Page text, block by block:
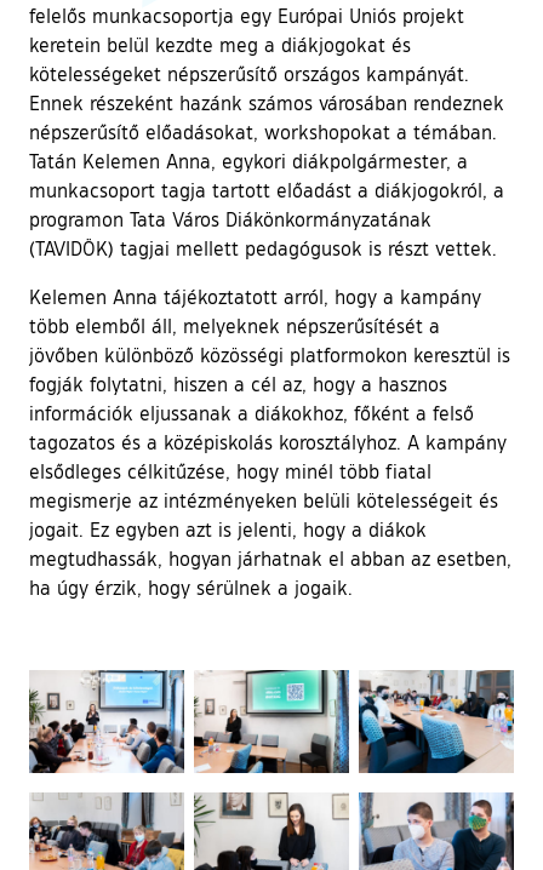
felelős munkacsoportja egy Európai Uniós projekt
keretein belül kezdte meg a diákjogokat és
kötelességeket népszerűsítő országos kampányát.
Ennek részeként hazánk számos városában rendeznek
népszerűsítő előadásokat, workshopokat a témában.
Tatán Kelemen Anna, egykori diákpolgármester, a
munkacsoport tagja tartott előadást a diákjogokról, a
programon Tata Város Diákönkormányzatának
(TAVIDÖK) tagjai mellett pedagógusok is részt vettek.
Kelemen Anna tájékoztatott arról, hogy a kampány
több elemből áll, melyeknek népszerűsítését a
jövőben különböző közösségi platformokon keresztül is
fogják folytatni, hiszen a cél az, hogy a hasznos
információk eljussanak a diákokhoz, főként a felső
tagozatos és a középiskolás korosztályhoz. A kampány
elsődleges célkitűzése, hogy minél több fiatal
megismerje az intézményeken belüli kötelességeit és
jogait. Ez egyben azt is jelenti, hogy a diákok
megtudhassák, hogyan járhatnak el abban az esetben,
ha úgy érzik, hogy sérülnek a jogaik.
Ugrás a galéria utánra